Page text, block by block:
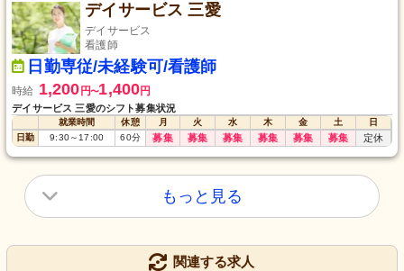
デイサービス 三愛
デイサービス
看護師
日勤専従/未経験可/看護師
時給 1,200 円〜1,400円
デイサービス 三愛のシフト募集状況
就業時間 休憩 月 火 水 木 金 土
日
日勤
9:30～17:00 60分 募集 募集 募集 募集 募集 募集 定休
もっと見る
関連する求人